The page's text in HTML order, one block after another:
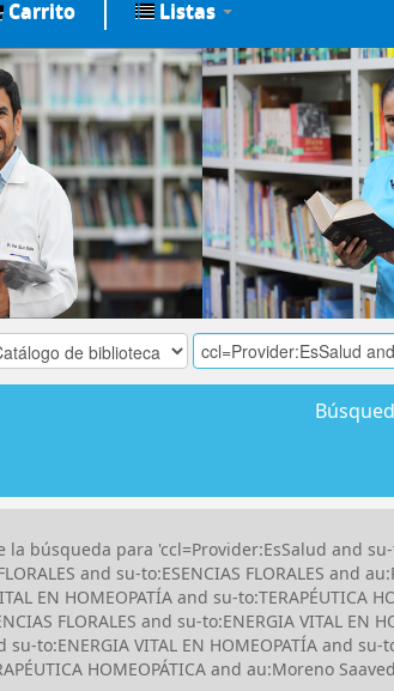
Carrito Listas
la búsqueda para 'ccl=Provider:EsSalud and su-
and su-to:ESENCIAS FLORALES
EN HOMEOPATÍA and su-
FLORALES and su-to:ENERGIA VITAL
su-to:ENERGIA VITAL EN HOMEOPATÍA and
HOMEOPÁTICA and au:Moreno